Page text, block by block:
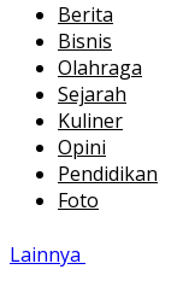
Berita
Bisnis
Olahraga
Sejarah
Kuliner
Opini
Pendidikan
Foto
Lainnya